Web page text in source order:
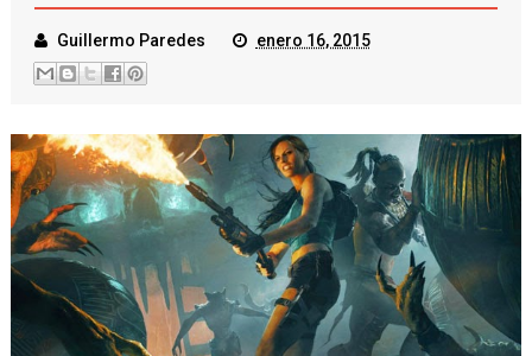
Guillermo Paredes enero 16, 2015